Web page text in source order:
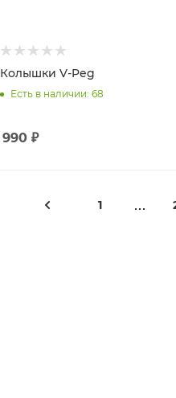
Колышки V-Peg
Есть в наличии: 68
990 ₽
1